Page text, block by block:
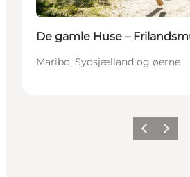
De gamle Huse –
Maribo, Sydsjælland og øerne
ForrigeNæste